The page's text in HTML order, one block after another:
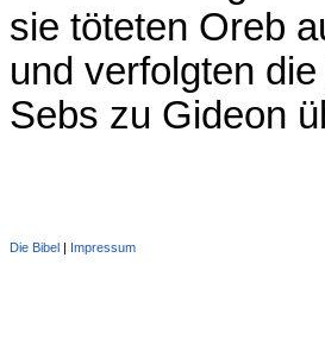
sie töteten Oreb
und verfolgten
Sebs zu Gideon
Die Bibel | Impressum